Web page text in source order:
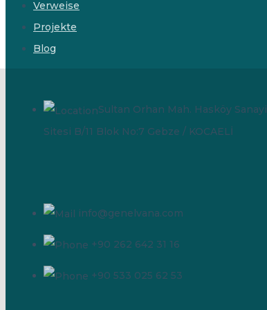
Verweise
Projekte
Blog
Sultan Orhan Mah. Hasköy Sanayi
Sitesi B/11 Blok No:7 Gebze / KOCAELİ
info@genelvana.com
+90 262 642 31 16
+90 533 025 62 53